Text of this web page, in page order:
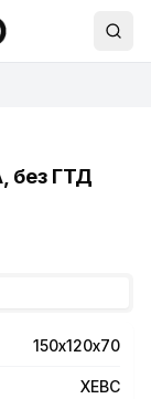
без ГТД
150х120х70
XEBC